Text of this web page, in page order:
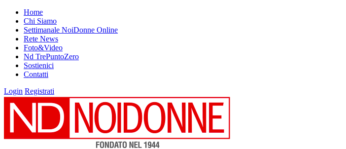
Home
Chi Siamo
Settimanale NoiDonne Online
Rete News
Foto&Video
Nd TrePuntoZero
Sostienici
Contatti
Login Registrati